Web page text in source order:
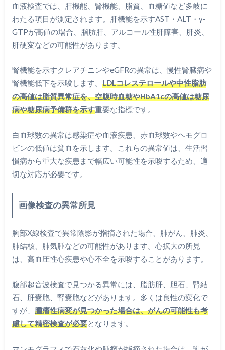
血液検査では、肝機能、腎機能、脂質、血糖値など多岐に
わたる項目が測定されます。肝機能を示すAST・ALT・γ-
GTPが高値の場合、脂肪肝、アルコール性肝障害、肝炎、
肝硬変などの可能性があります。
腎機能を示すクレアチニンやeGFRの異常は、慢性腎臓病や
腎機能低下を示唆します。 LDLコレステロールや中性脂肪
の高値は脂質異常症を、空腹時血糖やHbA1cの高値は糖尿
病や糖尿病予備群を示す重要な指標です。
白血球数の異常は感染症や血液疾患、赤血球数やヘモグロ
ビンの低値は貧血を示します。これらの異常値は、生活習
慣病から重大な疾患まで幅広い可能性を示唆するため、適
切な対応が必要です。
画像検査の異常所見
胸部X線検査で異常陰影が指摘された場合、肺がん、肺炎、
肺結核、肺気腫などの可能性があります。心拡大の所見
は、高血圧性心疾患や心不全を示唆することがあります。
腹部超音波検査で見つかる異常には、脂肪肝、胆石、腎結
石、肝嚢胞、腎嚢胞などがあります。多くは良性の変化で
すが、 腫瘤性病変が見つかった場合は、がんの可能性も考
慮して精密検査が必要となります。